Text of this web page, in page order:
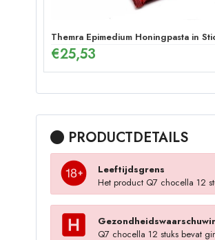
Themra Epimedium Honingpasta in
€25,53
PRODUCTDETAILS
Leeftijdsgrens
Het product Q7 chocella 12
Q7 chocella 12 stuks bevat